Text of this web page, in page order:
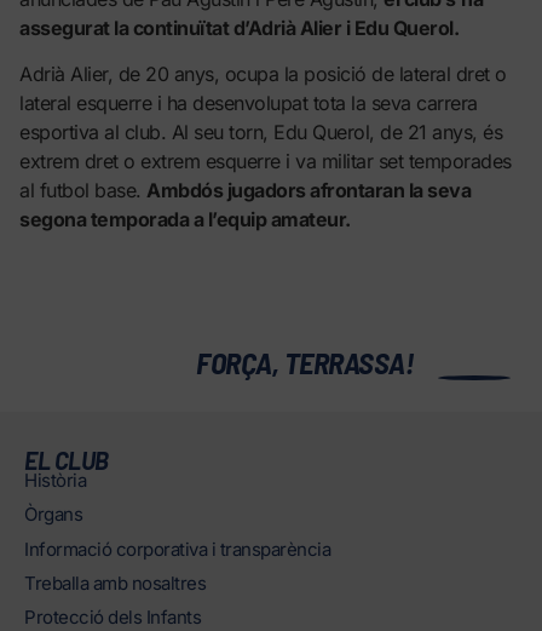
assegurat la continuïtat d’Adrià Alier i Edu Querol.
Adrià Alier, de 20 anys, ocupa la posició de lateral dret o
lateral esquerre i ha desenvolupat tota la seva carrera
esportiva al club. Al seu torn, Edu Querol, de 21 anys, és
extrem dret o extrem esquerre i va militar set temporades
al futbol base. Ambdós jugadors afrontaran la seva
segona temporada a l’equip amateur.
FORÇA, TERRASSA!
EL CLUB
Història
Òrgans
Informació corporativa i transparència
Treballa amb nosaltres
Protecció dels Infants